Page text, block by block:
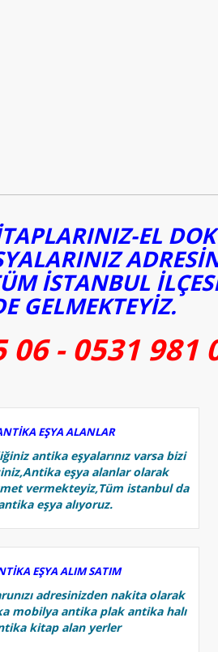
EL
İSTANBUL
GELMEKTEYİZ.
06 - 0531 981
EŞYA ALANLAR
antika eşyalarınız varsa bizi
eşya alanlar olarak
vermekteyiz,Tüm istanbul da
eşya alıyoruz.
EŞYA ALIM SATIM
adresinizden nakita olarak
mobilya antika plak antika halı
kitap alan yerler